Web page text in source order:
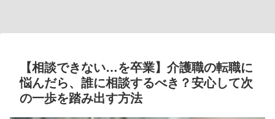
【相談できない…を卒業】介護職の転職に
悩んだら、誰に相談するべき？安心して次
の一歩を踏み出す方法